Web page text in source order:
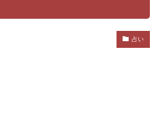
占い